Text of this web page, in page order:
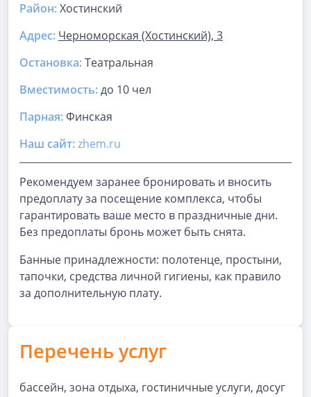
Район:Хостинский
Адрес: Черноморская (Хостинский), 3
Остановка:Театральная
Вместимость:до 10 чел
Парная:Финская
Наш сайт:zhem.ru
Рекомендуем заранее бронировать и вносить
предоплату за посещение комплекса, чтобы
гарантировать ваше место в праздничные дни.
Без предоплаты бронь может быть снята.
Банные принадлежности: полотенце, простыни,
тапочки, средства личной гигиены, как правило
за дополнительную плату.
Перечень услуг
бассейн, зона отдыха, гостиничные услуги, досуг